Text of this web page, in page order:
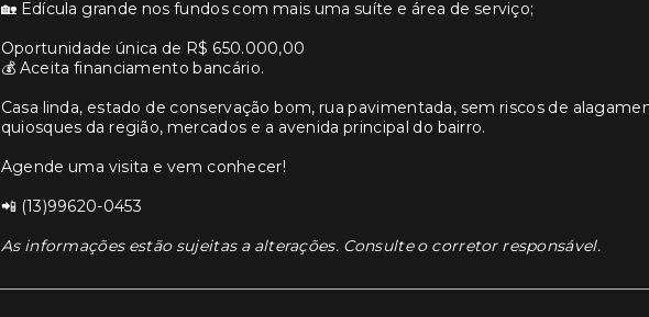
🏡 Edícula grande nos fundos com mais uma suíte e área de serviço;
Oportunidade única de R$ 650.000,00
💰 Aceita financiamento bancário.
Casa linda, estado de conservação bom, rua pavimentada, sem riscos de
quiosques da região, mercados e a avenida principal do bairro.
Agende uma visita e vem conhecer!
📲 (13)99620-0453
As informações estão sujeitas a alterações. Consulte o corretor responsável.